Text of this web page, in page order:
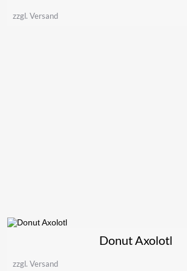
zzgl. Versand
Donut Axolotl
zzgl. Versand